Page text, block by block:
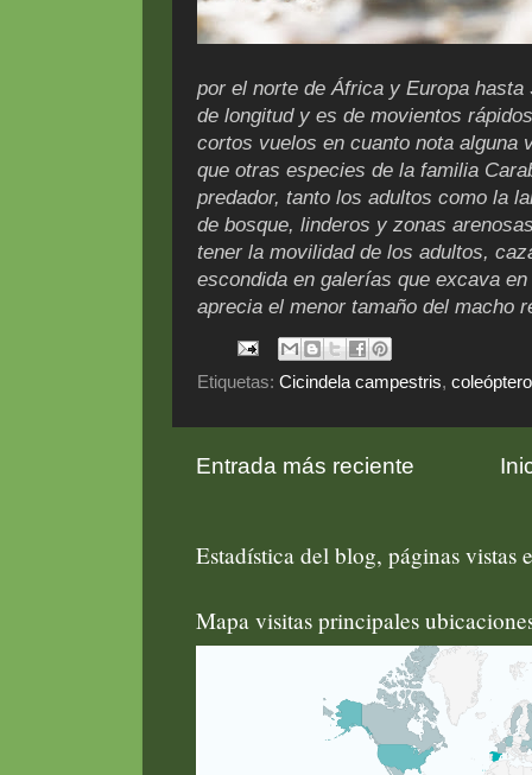
por el norte de África y Europa
de longitud y es de movientos
cortos vuelos en cuanto nota alguna
que otras especies de la familia
predador, tanto los adultos como la
de bosque, linderos y zonas
tener la movilidad de los adultos,
escondida en galerías que excava
aprecia el menor tamaño del macho
Etiquetas: Cicindela campestris,
Entrada más reciente
Estadística del blog, páginas vistas
Mapa visitas principales